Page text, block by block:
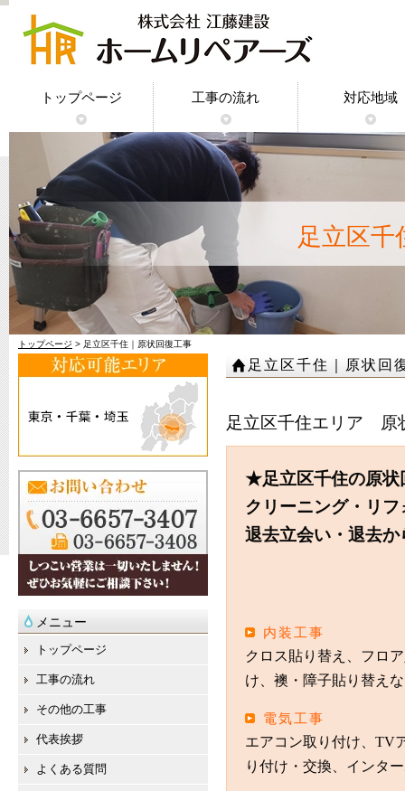
トップページ 工事の流れ 対応地域
東京都｜
千葉県｜
埼玉県｜
神奈川県｜
足立区千
トップページ > 足立区千住｜原状回復工事
足立区千住｜原状回
足立区千住エリア 原
★足立区千住の原
クリーニング・リ
退去立会い・退去
内装工事
クロス貼り替え、フロ
け、襖・障子貼り替え
電気工事
エアコン取り付け、TV
り付け・交換、インタ
メニュー
トップページ
工事の流れ
その他の工事
代表挨拶
よくある質問